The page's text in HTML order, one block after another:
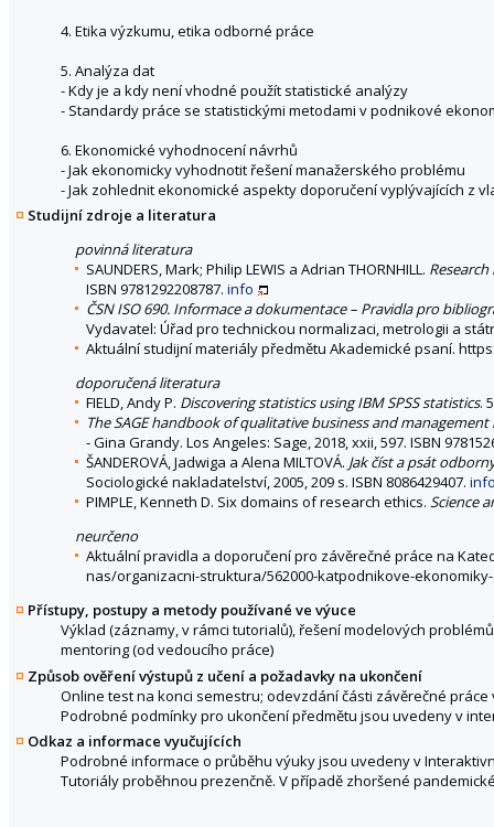
4. Etika výzkumu, etika odborné práce
5. Analýza dat
- Kdy je a kdy není vhodné použít statistické analýzy
- Standardy práce se statistickými metodami v podnikové
6. Ekonomické vyhodnocení návrhů
- Jak ekonomicky vyhodnotit řešení manažerského problému
- Jak zohlednit ekonomické aspekty doporučení vyplývajících z
Studijní zdroje a literatura
povinná literatura
SAUNDERS, Mark; Philip LEWIS a Adrian THORNHILL.
ISBN 9781292208787. info
ČSN ISO 690. Informace a dokumentace – Pravidla pro
Vydavatel: Úřad pro technickou normalizaci, metrologii a
Aktuální studijní materiály předmětu Akademické psaní.
doporučená literatura
FIELD, Andy P. Discovering statistics using IBM SPSS statistics.
The SAGE handbook of qualitative business and
- Gina Grandy. Los Angeles: Sage, 2018, xxii, 597. ISBN
ŠANDEROVÁ, Jadwiga a Alena MILTOVÁ. Jak číst a psát
Sociologické nakladatelství, 2005, 209 s. ISBN 8086429407.
PIMPLE, Kenneth D. Six domains of research ethics. Science
neurčeno
Aktuální pravidla a doporučení pro závěrečné práce na
nas/organizacni-struktura/562000-katpodnikove-
Přístupy, postupy a metody používané ve výuce
Výklad (záznamy, v rámci tutorialů), řešení modelových
mentoring (od vedoucího práce)
Způsob ověření výstupů z učení a požadavky na ukončení
Online test na konci semestru; odevzdání části závěrečné
Podrobné podmínky pro ukončení předmětu jsou uvedeny v
Odkaz a informace vyučujících
Podrobné informace o průběhu výuky jsou uvedeny v
Tutoriály proběhnou prezenčně. V případě zhoršené